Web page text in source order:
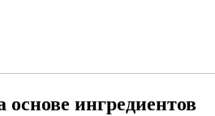
ингредиентов